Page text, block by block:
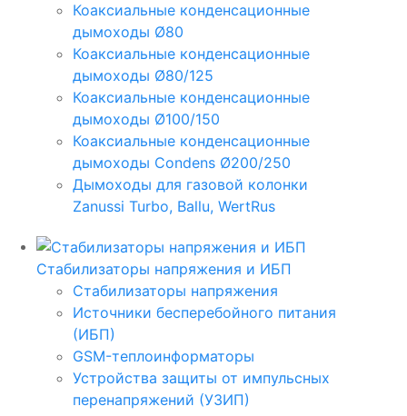
Коаксиальные конденсационные
дымоходы Ø80
Коаксиальные конденсационные
дымоходы Ø80/125
Коаксиальные конденсационные
дымоходы Ø100/150
Коаксиальные конденсационные
дымоходы Condens Ø200/250
Дымоходы для газовой колонки
Zanussi Turbo, Ballu, WertRus
Стабилизаторы напряжения и ИБП
Стабилизаторы напряжения
Источники бесперебойного питания
(ИБП)
GSM-теплоинформаторы
Устройства защиты от импульсных
перенапряжений (УЗИП)